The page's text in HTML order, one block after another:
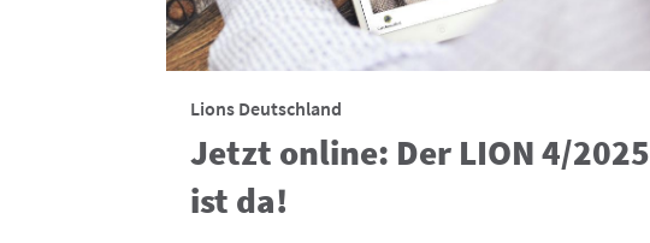
Lions Deutschland
Jetzt online: Der LION 4/2025
ist da!